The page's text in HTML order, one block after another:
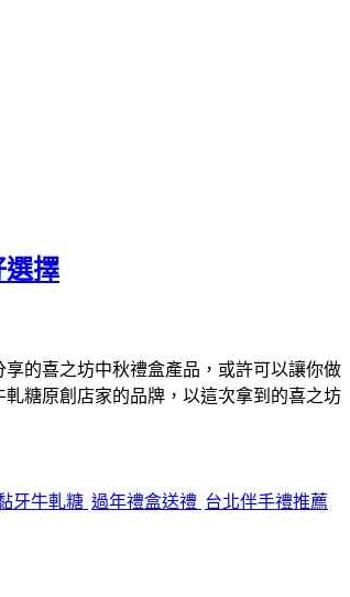
選擇
的喜之坊中秋禮盒產品，或許可以讓你做
糖原創店家的品牌，以這次拿到的喜之坊
牙牛軋糖 過年禮盒送禮 台北伴手禮推薦